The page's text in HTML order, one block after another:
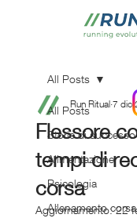
All Posts
Storie di successo
Alimentazione
Psicologia
Allenamento corsa
All Posts
Flessore
tempi di
corsa
Run Ritual 7 dic
Aggiornamento:22